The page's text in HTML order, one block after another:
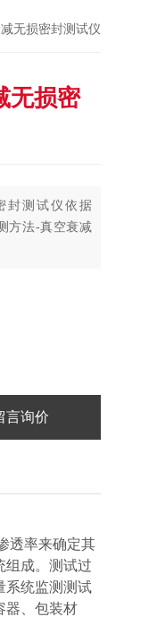
无损密封测试仪
无损密
封测试仪依据
方法-真空衰减
言询价
透率来确定其
组成。测试过
系统监测测试
器、包装材